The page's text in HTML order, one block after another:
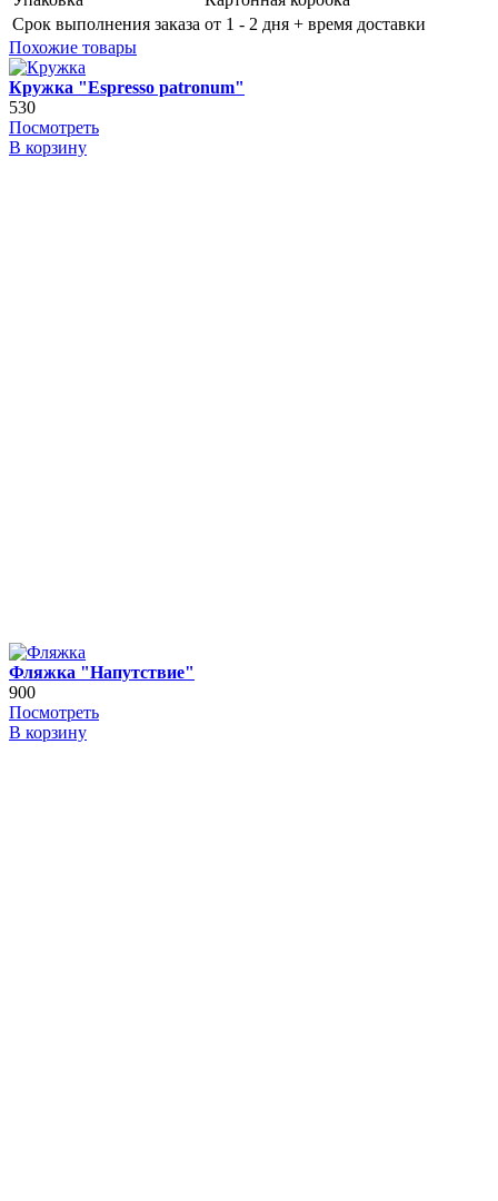
Срок выполнения заказа от 1 - 2 дня + время доставки
Похожие товары
Кружка "Espresso patronum"
530
Посмотреть
В корзину
Фляжка "Напутствие"
900
Посмотреть
В корзину